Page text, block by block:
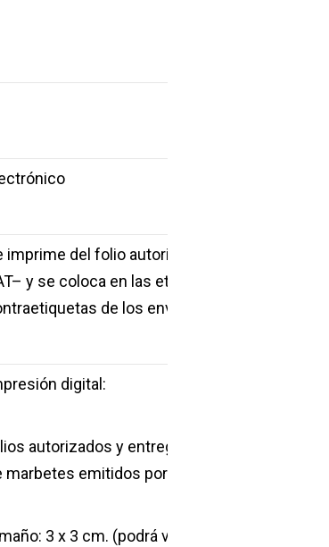
imprime del folio autorizado –entregado por el
y se coloca en las etiquetas o
de los envases
digital:
autorizados y entregados para la impresión
marbetes emitidos por el SAT
3 x 3 cm. (podrá variar previa autorización